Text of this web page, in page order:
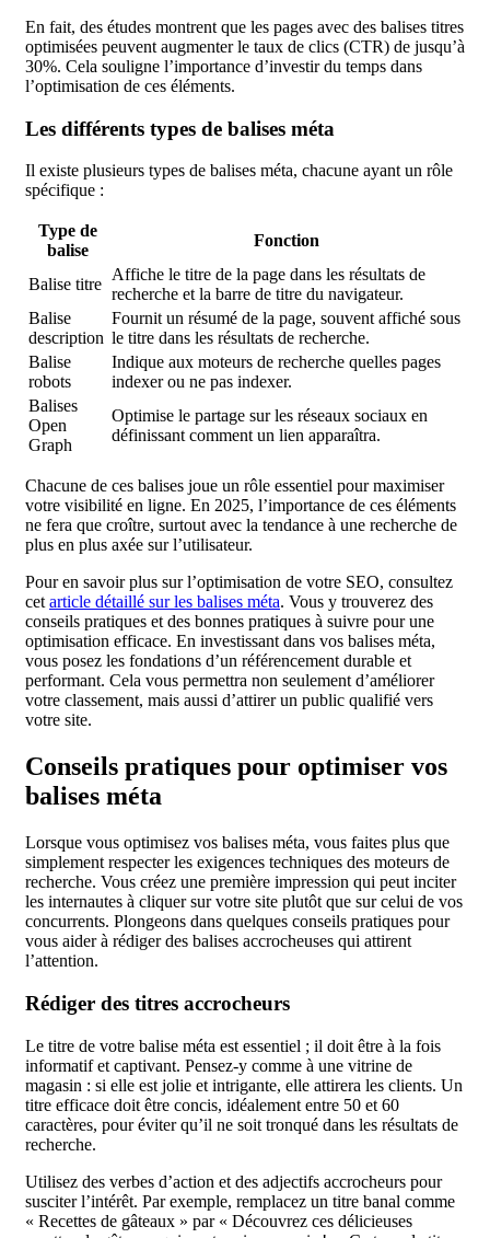
En fait, des études montrent que les pages avec des balises titres
optimisées peuvent augmenter le taux de clics (CTR) de jusqu’à
30%. Cela souligne l’importance d’investir du temps dans
l’optimisation de ces éléments.
Les différents types de balises méta
Il existe plusieurs types de balises méta, chacune ayant un rôle
spécifique :
Type de
balise
Fonction
Balise titre
Affiche le titre de la page dans les résultats de
recherche et la barre de titre du navigateur.
Balise
description
Fournit un résumé de la page, souvent affiché sous
le titre dans les résultats de recherche.
Balise
robots
Indique aux moteurs de recherche quelles pages
indexer ou ne pas indexer.
Balises
Open
Graph
Optimise le partage sur les réseaux sociaux en
définissant comment un lien apparaîtra.
Chacune de ces balises joue un rôle essentiel pour maximiser
votre visibilité en ligne. En 2025, l’importance de ces éléments
ne fera que croître, surtout avec la tendance à une recherche de
plus en plus axée sur l’utilisateur.
Pour en savoir plus sur l’optimisation de votre SEO, consultez
cetarticle détaillé sur les balises méta. Vous y trouverez des
conseils pratiques et des bonnes pratiques à suivre pour une
optimisation efficace. En investissant dans vos balises méta,
vous posez les fondations d’un référencement durable et
performant. Cela vous permettra non seulement d’améliorer
votre classement, mais aussi d’attirer un public qualifié vers
votre site.
Conseils pratiques pour optimiser vos
balises méta
Lorsque vous optimisez vos balises méta, vous faites plus que
simplement respecter les exigences techniques des moteurs de
recherche. Vous créez une première impression qui peut inciter
les internautes à cliquer sur votre site plutôt que sur celui de vos
concurrents. Plongeons dans quelques conseils pratiques pour
vous aider à rédiger des balises accrocheuses qui attirent
l’attention.
Rédiger des titres accrocheurs
Le titre de votre balise méta est essentiel ; il doit être à la fois
informatif et captivant. Pensez-y comme à une vitrine de
magasin : si elle est jolie et intrigante, elle attirera les clients. Un
titre efficace doit être concis, idéalement entre 50 et 60
caractères, pour éviter qu’il ne soit tronqué dans les résultats de
recherche.
Utilisez des verbes d’action et des adjectifs accrocheurs pour
susciter l’intérêt. Par exemple, remplacez un titre banal comme
« Recettes de gâteaux » par « Découvrez ces délicieuses